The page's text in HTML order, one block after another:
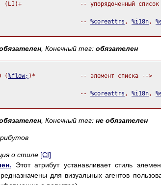
-- упорядоченный список
--
%coreattrs , %i18n,
, Конечный тег: обязателен
(%flow; )*             -- элемент списка -->
--
%coreattrs , %i18n,
, Конечный тег: не обязателен
о стиле [CI]
Этот атрибут устанавливает стиль
для визуальных агентов